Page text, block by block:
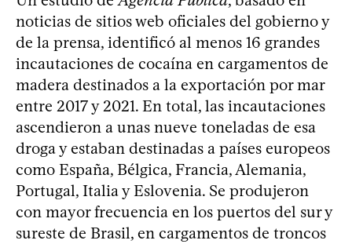
noticias de sitios web oficiales del gobierno y
de la prensa, identificó al menos 16 grandes
incautaciones de cocaína en cargamentos de
madera destinados a la exportación por mar
entre 2017 y 2021. En total, las incautaciones
ascendieron a unas nueve toneladas de esa
droga y estaban destinadas a países europeos
como España, Bélgica, Francia, Alemania,
Portugal, Italia y Eslovenia. Se produjeron
con mayor frecuencia en los puertos del sur y
sureste de Brasil, en cargamentos de troncos